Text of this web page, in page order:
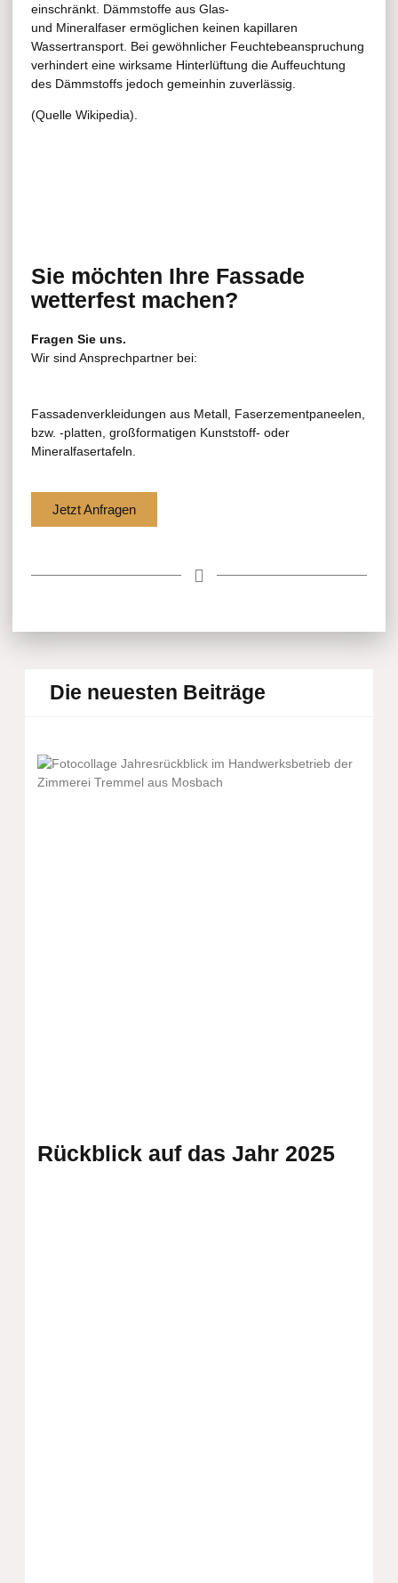
einschränkt. Dämmstoffe aus Glas-
und Mineralfaser ermöglichen keinen kapillaren
Wassertransport. Bei gewöhnlicher Feuchtebeanspruchung
verhindert eine wirksame Hinterlüftung die Auffeuchtung
des Dämmstoffs jedoch gemeinhin zuverlässig.
(Quelle Wikipedia).
Sie möchten Ihre Fassade
wetterfest machen?
Fragen Sie uns.
Wir sind Ansprechpartner bei:
Fassadenverkleidungen aus Metall, Faserzementpaneelen,
bzw. -platten, großformatigen Kunststoff- oder
Mineralfasertafeln.
Jetzt Anfragen
Die neuesten Beiträge
Rückblick auf das Jahr 2025